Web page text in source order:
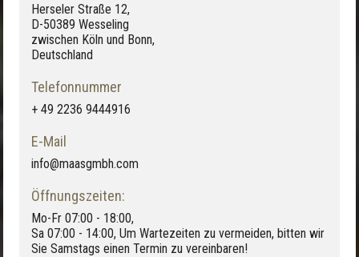
Herseler Straße 12,
D-50389 Wesseling
zwischen Köln und Bonn,
Deutschland
Telefonnummer
+ 49 2236 9444916
E-Mail
info@maasgmbh.com
Öffnungszeiten:
Mo-Fr 07:00 - 18:00,
Sa 07:00 - 14:00, Um Wartezeiten zu vermeiden, bitten wir
Sie Samstags einen Termin zu vereinbaren!